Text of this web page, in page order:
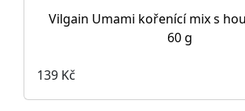
Vilgain Umami kořenící mix s
60 g
139 Kč